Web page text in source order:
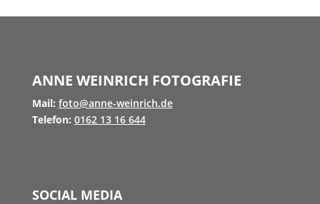
ANNE WEINRICH FOTOGRAFIE
Mail: foto@anne-weinrich.de
Telefon: 0162 13 16 644
SOCIAL MEDIA